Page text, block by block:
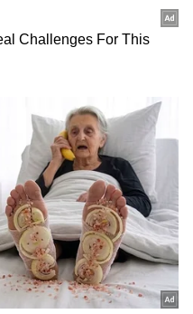
జాగ్రత్తలు...
ఇంటిలో అన్ని